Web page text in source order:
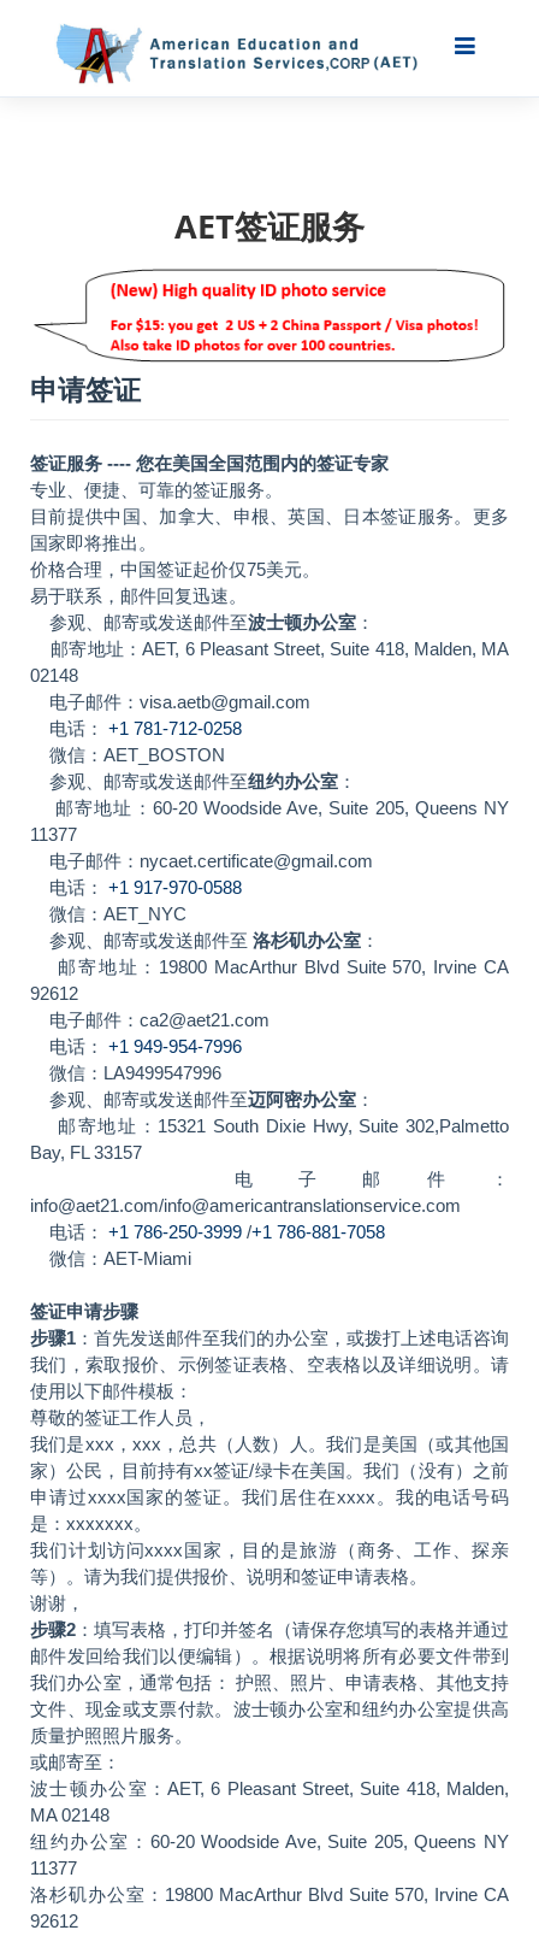
AET签证服务
申请签证
签证服务 ---- 您在美国全国范围内的签证专家
专业、便捷、可靠的签证服务。
目前提供中国、加拿大、申根、英国、日本签证服务。更多
国家即将推出。
价格合理，中国签证起价仅75美元。
易于联系，邮件回复迅速。
参观、邮寄或发送邮件至波士顿办公室 ：
邮寄地址：AET, 6 Pleasant Street, Suite 418, Malden, MA
02148
电子邮件：visa.aetb@gmail.com
电话： +1 781-712-0258
微信：AET_BOSTON
参观、邮寄或发送邮件至纽约办公室 ：
邮寄地址：60-20 Woodside Ave, Suite 205, Queens NY
11377
电子邮件：nycaet.certificate@gmail.com
电话： +1 917-970-0588
微信：AET_NYC
参观、邮寄或发送邮件至 洛杉矶办公室 ：
邮寄地址：19800 MacArthur Blvd Suite 570, Irvine CA
92612
电子邮件：ca2@aet21.com
电话： +1 949-954-7996
微信：LA9499547996
参观、邮寄或发送邮件至迈阿密办公室 ：
邮寄地址：15321 South Dixie Hwy, Suite 302,Palmetto
Bay, FL 33157
电子邮件：
info@aet21.com/info@americantranslationservice.com
电话： +1 786-250-3999 /+1 786-881-7058
微信：AET-Miami
签证申请步骤
步骤1 ：首先发送邮件至我们的办公室，或拨打上述电话咨询
我们，索取报价、示例签证表格、空表格以及详细说明。请
使用以下邮件模板：
尊敬的签证工作人员，
我们是xxx，xxx，总共（人数）人。我们是美国（或其他国
家）公民，目前持有xx签证/绿卡在美国。我们（没有）之前
申请过xxxx国家的签证。我们居住在xxxx。我的电话号码
是：xxxxxxx。
我们计划访问xxxx国家，目的是旅游（商务、工作、探亲
等）。请为我们提供报价、说明和签证申请表格。
谢谢，
步骤2 ：填写表格，打印并签名（请保存您填写的表格并通过
邮件发回给我们以便编辑）。根据说明将所有必要文件带到
我们办公室，通常包括： 护照、照片、申请表格、其他支持
文件、现金或支票付款。波士顿办公室和纽约办公室提供高
质量护照照片服务。
或邮寄至：
波士顿办公室：AET, 6 Pleasant Street, Suite 418, Malden,
MA 02148
纽约办公室：60-20 Woodside Ave, Suite 205, Queens NY
11377
洛杉矶办公室：19800 MacArthur Blvd Suite 570, Irvine CA
92612